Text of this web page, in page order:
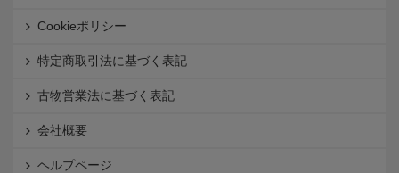
Cookieポリシー
特定商取引法に基づく表記
古物営業法に基づく表記
会社概要
ヘルプページ